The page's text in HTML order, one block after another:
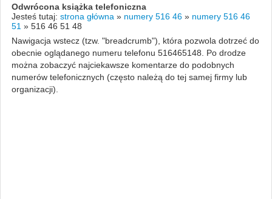
Odwrócona książka telefoniczna
Jesteś tutaj: strona główna » numery 516 46 » numery 516 46
51 » 516 46 51 48
Nawigacja wstecz (tzw. "breadcrumb"), która pozwola dotrzeć do
obecnie oglądanego numeru telefonu 516465148. Po drodze
można zobaczyć najciekawsze komentarze do podobnych
numerów telefonicznych (często należą do tej samej firmy lub
organizacji).